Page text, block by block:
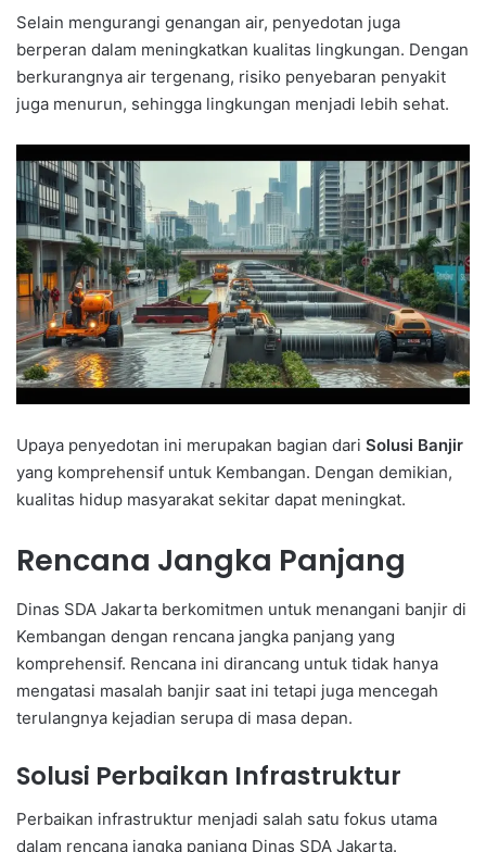
Selain mengurangi genangan air, penyedotan juga
berperan dalam meningkatkan kualitas lingkungan. Dengan
berkurangnya air tergenang, risiko penyebaran penyakit
juga menurun, sehingga lingkungan menjadi lebih sehat.
Upaya penyedotan ini merupakan bagian dari Solusi Banjir
yang komprehensif untuk Kembangan. Dengan demikian,
kualitas hidup masyarakat sekitar dapat meningkat.
Rencana Jangka Panjang
Dinas SDA Jakarta berkomitmen untuk menangani banjir di
Kembangan dengan rencana jangka panjang yang
komprehensif. Rencana ini dirancang untuk tidak hanya
mengatasi masalah banjir saat ini tetapi juga mencegah
terulangnya kejadian serupa di masa depan.
Solusi Perbaikan Infrastruktur
Perbaikan infrastruktur menjadi salah satu fokus utama
dalam rencana jangka panjang Dinas SDA Jakarta.